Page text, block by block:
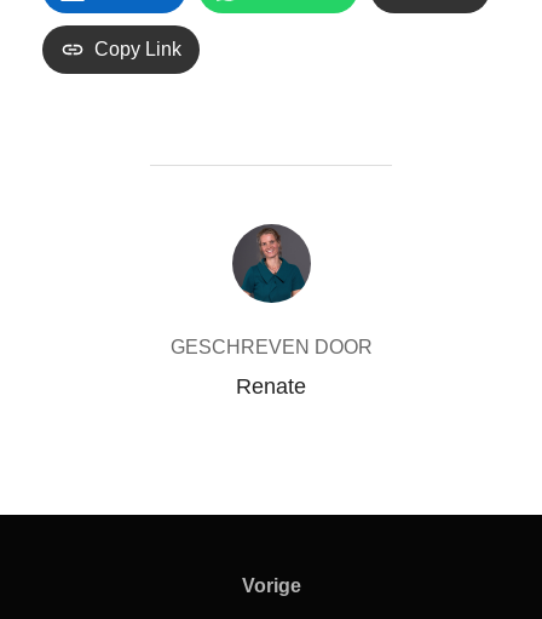
Copy Link
BERICHTAUTEUR
GESCHREVEN DOOR
Renate
Vorige
Vorige